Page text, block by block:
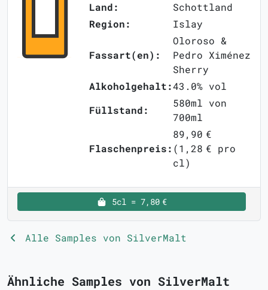
Land:
Schottland
Region:
Islay
Fassart(en):
Oloroso &
Pedro Ximénez
Sherry
Alkoholgehalt:43.0% vol
Füllstand:
580ml von
700ml
Flaschenpreis:
89,90 €
(1,28 € pro
cl)
5cl = 7,80 €
Alle Samples von SilverMalt
Ähnliche Samples von SilverMalt